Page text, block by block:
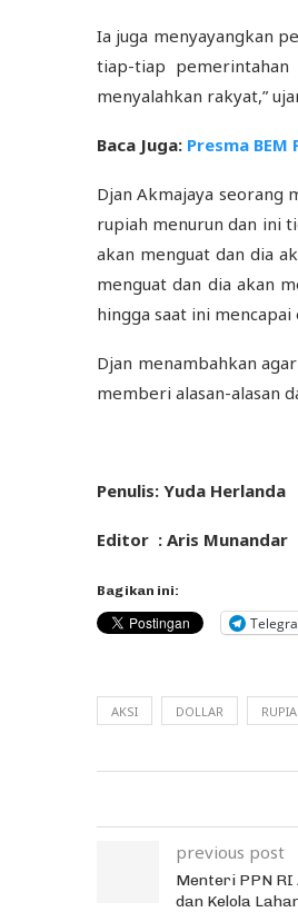
Ia juga menyayangkan
tiap-tiap pemerintahan
menyalahkan rakyat,”
Baca Juga: Presma
Djan Akmajaya seorang
rupiah menurun dan ini
akan menguat dan dia
menguat dan dia akan
hingga saat ini
Djan menambahkan
memberi alasan-alasan
Penulis: Yuda Herlanda
Editor : Aris Munandar
Bagikan ini:
AKSI DOLLAR
previous post
Menteri PPN
dan Kelola